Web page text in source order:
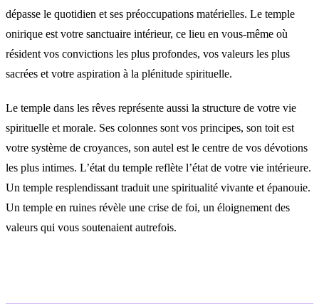
dépasse le quotidien et ses préoccupations matérielles. Le temple
onirique est votre sanctuaire intérieur, ce lieu en vous-même où
résident vos convictions les plus profondes, vos valeurs les plus
sacrées et votre aspiration à la plénitude spirituelle.
Le temple dans les rêves représente aussi la structure de votre vie
spirituelle et morale. Ses colonnes sont vos principes, son toit est
votre système de croyances, son autel est le centre de vos dévotions
les plus intimes. L’état du temple reflète l’état de votre vie intérieure.
Un temple resplendissant traduit une spiritualité vivante et épanouie.
Un temple en ruines révèle une crise de foi, un éloignement des
valeurs qui vous soutenaient autrefois.